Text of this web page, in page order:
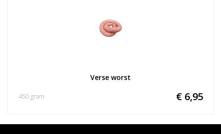
Verse worst
€ 6,95
450 gram